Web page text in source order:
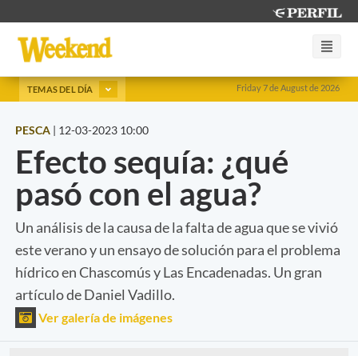
Friday 7 de August de 2026
TEMAS DEL DÍA
PESCA | 12-03-2023 10:00
Efecto sequía: ¿qué
pasó con el agua?
Un análisis de la causa de la falta de agua que se vivió
este verano y un ensayo de solución para el problema
hídrico en Chascomús y Las Encadenadas. Un gran
artículo de Daniel Vadillo.
Ver galería de imágenes